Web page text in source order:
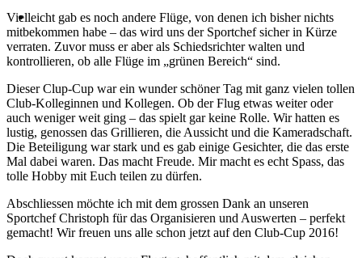
Vielleicht gab es noch andere Flüge, von denen ich bisher nichts
mitbekommen habe – das wird uns der Sportchef sicher in Kürze
verraten. Zuvor muss er aber als Schiedsrichter walten und
kontrollieren, ob alle Flüge im „grünen Bereich“ sind.
Dieser Clup-Cup war ein wunder schöner Tag mit ganz vielen tollen
Club-Kolleginnen und Kollegen. Ob der Flug etwas weiter oder
auch weniger weit ging – das spielt gar keine Rolle. Wir hatten es
lustig, genossen das Grillieren, die Aussicht und die Kameradschaft.
Die Beteiligung war stark und es gab einige Gesichter, die das erste
Mal dabei waren. Das macht Freude. Mir macht es echt Spass, das
tolle Hobby mit Euch teilen zu dürfen.
Abschliessen möchte ich mit dem grossen Dank an unseren
Sportchef Christoph für das Organisieren und Auswerten – perfekt
gemacht! Wir freuen uns alle schon jetzt auf den Club-Cup 2016!